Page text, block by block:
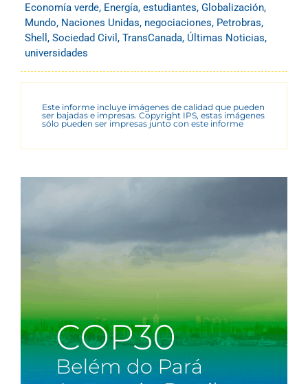
Economía verde, Energía, estudiantes, Globalización,
Mundo, Naciones Unidas, negociaciones, Petrobras,
Shell , Sociedad Civil , TransCanada, Últimas Noticias,
universidades
Este informe incluye imágenes de calidad que pueden
ser bajadas e impresas. Copyright IPS, estas imágenes
sólo pueden ser impresas junto con este informe